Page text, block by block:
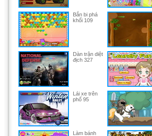
Bắn bi phá
khối 109
Dàn trận diệt
địch 327
Lái xe trên
phố 95
Làm bánh